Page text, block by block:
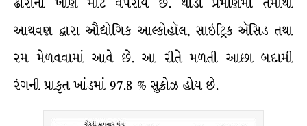
આથવણ દ્વારા ઔદ્યોગિક આલ્કોહૉલ, સાઇટ્રિક ઍસિડ તથા
રમ મેળવવામાં આવે છે. આ રીતે મળતી આછા બદામી
રંગની પ્રાકૃત ખાંડમાં 97.8 % સુક્રોઝ હોય છે.